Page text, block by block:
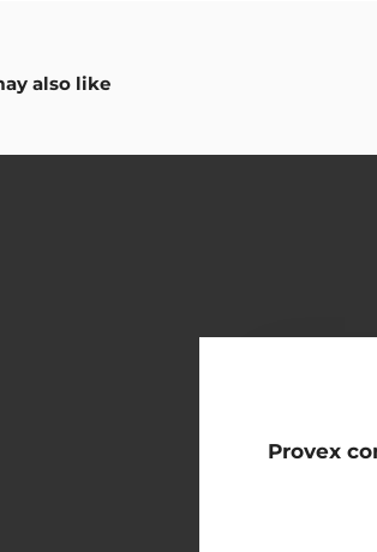
also like
Provex